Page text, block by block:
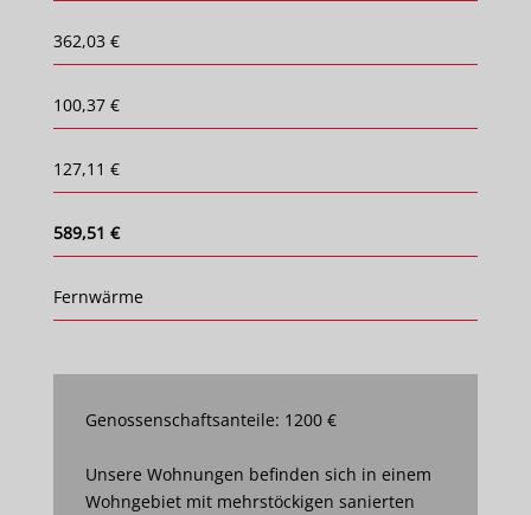
362,03 €
100,37 €
127,11 €
589,51 €
Fernwärme
Genossenschaftsanteile: 1200 €
Unsere Wohnungen befinden sich in einem
Wohngebiet mit mehrstöckigen sanierten